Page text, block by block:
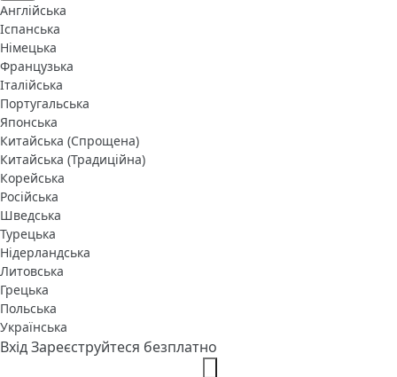
Англійська
Іспанська
Німецька
Французька
Італійська
Португальська
Японська
Китайська (Спрощена)
Китайська (Традиційна)
Корейська
Російська
Шведська
Турецька
Нідерландська
Литовська
Грецька
Польська
Українська
ВхідЗареєструйтеся безплатно